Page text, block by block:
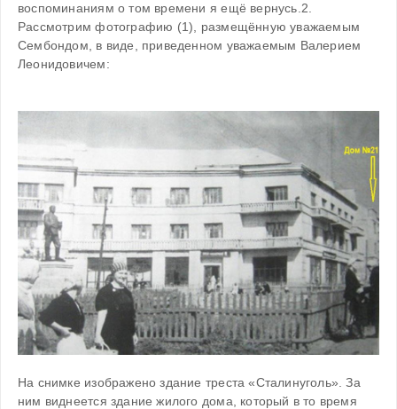
воспоминаниям о том времени я ещё вернусь.2.
Рассмотрим фотографию (1), размещённую уважаемым
Сембондом, в виде, приведенном уважаемым Валерием
Леонидовичем:
На снимке изображено здание треста «Сталинуголь». За
ним виднеется здание жилого дома, который в то время